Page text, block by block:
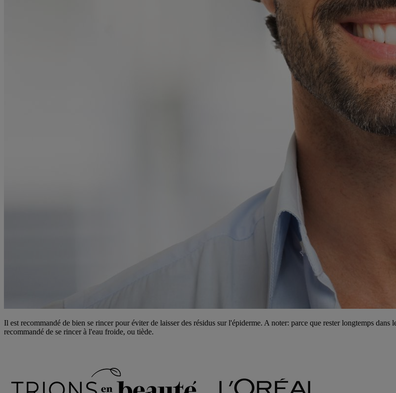
Il est recommandé de bien se rincer pour éviter de laisser des résidus sur l'épiderme. A noter: parce que rester longtemps
recommandé de se rincer à l'eau froide, ou tiède.